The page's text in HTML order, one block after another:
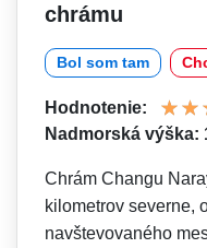
chrámu
Bol som tam
Hodnotenie:
Nadmorská výška:
Chrám Changu
kilometrov severne,
navštevovaného